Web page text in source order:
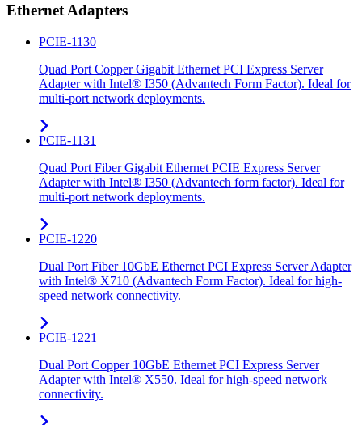
Ethernet Adapters
PCIE-1130
Quad Port Copper Gigabit Ethernet PCI Express Server
Adapter with Intel® I350 (Advantech Form Factor). Ideal for
multi-port network deployments.
PCIE-1131
Quad Port Fiber Gigabit Ethernet PCIE Express Server
Adapter with Intel® I350 (Advantech form factor). Ideal for
multi-port network deployments.
PCIE-1220
Dual Port Fiber 10GbE Ethernet PCI Express Server Adapter
with Intel® X710 (Advantech Form Factor). Ideal for high-
speed network connectivity.
PCIE-1221
Dual Port Copper 10GbE Ethernet PCI Express Server
Adapter with Intel® X550. Ideal for high-speed network
connectivity.